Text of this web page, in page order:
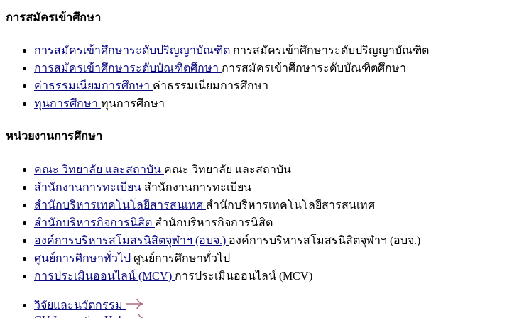
การสมัครเข้าศึกษา
การสมัครเข้าศึกษาระดับปริญญาบัณฑิต การสมัครเข้าศึกษาระดับปริญญาบัณฑิต
การสมัครเข้าศึกษาระดับบัณฑิตศึกษา การสมัครเข้าศึกษาระดับบัณฑิตศึกษา
ค่าธรรมเนียมการศึกษา ค่าธรรมเนียมการศึกษา
ทุนการศึกษา ทุนการศึกษา
หน่วยงานการศึกษา
คณะ วิทยาลัย และสถาบัน คณะ วิทยาลัย และสถาบัน
สำนักงานการทะเบียน สำนักงานการทะเบียน
สำนักบริหารเทคโนโลยีสารสนเทศ สำนักบริหารเทคโนโลยีสารสนเทศ
สำนักบริหารกิจการนิสิต สำนักบริหารกิจการนิสิต
องค์การบริหารสโมสรนิสิตจุฬาฯ (อบจ.) องค์การบริหารสโมสรนิสิตจุฬาฯ (อบจ.)
ศูนย์การศึกษาทั่วไป ศูนย์การศึกษาทั่วไป
การประเมินออนไลน์ (MCV) การประเมินออนไลน์ (MCV)
วิจัยและนวัตกรรม